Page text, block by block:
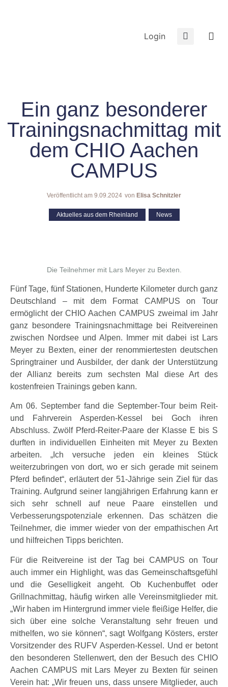
Login
Ein ganz besonderer
Trainingsnachmittag mit
dem CHIO Aachen
CAMPUS
Veröffentlicht am 9.09.2024 von Elisa Schnitzler
Aktuelles aus dem Rheinland News
Die Teilnehmer mit Lars Meyer zu Bexten.
Fünf Tage, fünf Stationen, Hunderte Kilometer durch ganz
Deutschland – mit dem Format CAMPUS on Tour
ermöglicht der CHIO Aachen CAMPUS zweimal im Jahr
ganz besondere Trainingsnachmittage bei Reitvereinen
zwischen Nordsee und Alpen. Immer mit dabei ist Lars
Meyer zu Bexten, einer der renommiertesten deutschen
Springtrainer und Ausbilder, der dank der Unterstützung
der Allianz bereits zum sechsten Mal diese Art des
kostenfreien Trainings geben kann.
Am 06. September fand die September-Tour beim Reit-
und Fahrverein Asperden-Kessel bei Goch ihren
Abschluss. Zwölf Pferd-Reiter-Paare der Klasse E bis S
durften in individuellen Einheiten mit Meyer zu Bexten
arbeiten. „Ich versuche jeden ein kleines Stück
weiterzubringen von dort, wo er sich gerade mit seinem
Pferd befindet“, erläutert der 51-Jährige sein Ziel für das
Training. Aufgrund seiner langjährigen Erfahrung kann er
sich sehr schnell auf neue Paare einstellen und
Verbesserungspotenziale erkennen. Das schätzen die
Teilnehmer, die immer wieder von der empathischen Art
und hilfreichen Tipps berichten.
Für die Reitvereine ist der Tag bei CAMPUS on Tour
auch immer ein Highlight, was das Gemeinschaftsgefühl
und die Geselligkeit angeht. Ob Kuchenbuffet oder
Grillnachmittag, häufig wirken alle Vereinsmitglieder mit.
„Wir haben im Hintergrund immer viele fleißige Helfer, die
sich über eine solche Veranstaltung sehr freuen und
mithelfen, wo sie können“, sagt Wolfgang Kösters, erster
Vorsitzender des RUFV Asperden-Kessel. Und er betont
den besonderen Stellenwert, den der Besuch des CHIO
Aachen CAMPUS mit Lars Meyer zu Bexten für seinen
Verein hat: „Wir freuen uns, dass unsere Mitglieder, auch